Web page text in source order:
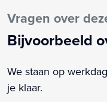
Achterbank elektrisch
Achterbank in delen
Achterruitverwarming
Achterruitwisser en
Vragen over
Bijvoorbeeld
We staan op
je klaar.